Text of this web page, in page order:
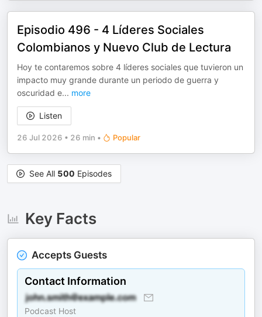
Episodio 496 - 4 Líderes Sociales
Colombianos y Nuevo Club de Lectura
Hoy te contaremos sobre 4 líderes sociales que tuvieron un
impacto muy grande durante un periodo de guerra y
oscuridad e... more
Listen
26 Jul 2026 • 26 min • Popular
See All 500 Episodes
Key Facts
Accepts Guests
Contact Information
Podcast Host